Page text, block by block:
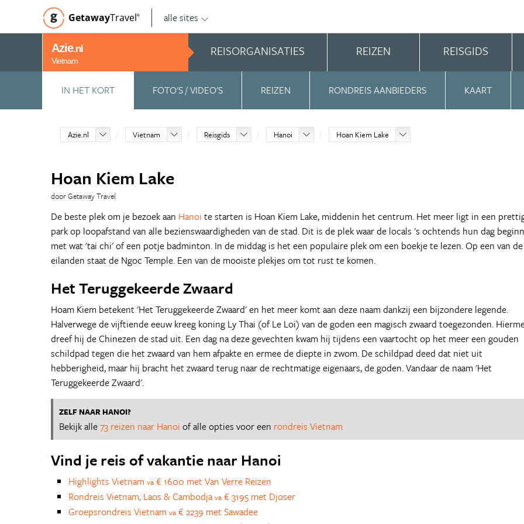
GetawayTravel© alle sites
Azie.nl
Vietnam
REISORGANISATIES REIZEN REISGIDS
IN HET KORT FOTO'S / VIDEO'S REIZEN RONDREIS AANBIEDERS KAART
Azie.nl Vietnam Reisgids Hanoi Hoan Kiem Lake
Hoan Kiem Lake
door Getaway Travel
De beste plek om je bezoek aan Hanoi te starten is Hoan Kiem Lake, middenin het centrum. Het meer ligt in een
park op loopafstand van alle bezienswaardigheden van de stad. Dit is de plek waar de locals 's ochtends hun dag
met wat 'tai chi' of een potje badminton. In de middag is het een populaire plek om een boekje te lezen. Op een van de
eilanden staat de Ngoc Temple. Een van de mooiste plekjes om tot rust te komen.
Het Teruggekeerde Zwaard
Hoam Kiem betekent 'Het Teruggekeerde Zwaard' en het meer komt aan deze naam dankzij een bijzondere legende.
Halverwege de vijftiende eeuw kreeg koning Ly Thai (of Le Loi) van de goden een magisch zwaard toegezonden.
dreef hij de Chinezen de stad uit. Een dag na deze gevechten kwam hij tijdens een vaartocht op het meer een gouden
schildpad tegen die het zwaard van hem afpakte en ermee de diepte in zwom. De schildpad deed dat niet uit
hebberigheid, maar hij bracht het zwaard terug naar de rechtmatige eigenaars, de goden. Vandaar de naam 'Het
Teruggekeerde Zwaard'.
ZELF NAAR HANOI?
Bekijk alle73 reizen naar Hanoi of alle opties voor een rondreis Vietnam
Vind je reis of vakantie naar Hanoi
Highlights Vietnam va € 1600 met Van Verre Reizen
Rondreis Vietnam, Laos & Cambodja va € 3195 met Djoser
Groepsrondreis Vietnam va € 2239 met Sawadee